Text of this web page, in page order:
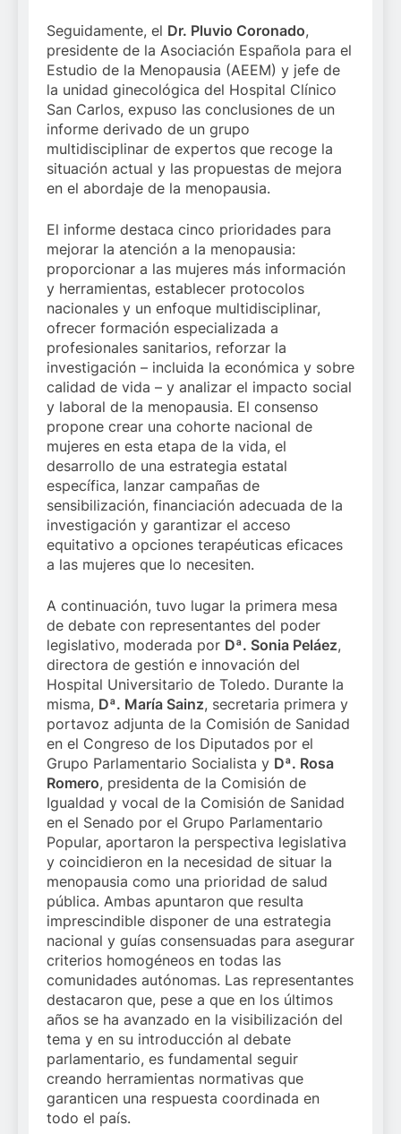
Seguidamente, el Dr. Pluvio Coronado,
presidente de la Asociación Española para el
Estudio de la Menopausia (AEEM) y jefe de
la unidad ginecológica del Hospital Clínico
San Carlos, expuso las conclusiones de un
informe derivado de un grupo
multidisciplinar de expertos que recoge la
situación actual y las propuestas de mejora
en el abordaje de la menopausia.
El informe destaca cinco prioridades para
mejorar la atención a la menopausia:
proporcionar a las mujeres más información
y herramientas, establecer protocolos
nacionales y un enfoque multidisciplinar,
ofrecer formación especializada a
profesionales sanitarios, reforzar la
investigación – incluida la económica y sobre
calidad de vida – y analizar el impacto social
y laboral de la menopausia. El consenso
propone crear una cohorte nacional de
mujeres en esta etapa de la vida, el
desarrollo de una estrategia estatal
específica, lanzar campañas de
sensibilización, financiación adecuada de la
investigación y garantizar el acceso
equitativo a opciones terapéuticas eficaces
a las mujeres que lo necesiten.
A continuación, tuvo lugar la primera mesa
de debate con representantes del poder
legislativo, moderada por Dª. Sonia Peláez,
directora de gestión e innovación del
Hospital Universitario de Toledo. Durante la
misma, Dª. María Sainz, secretaria primera y
portavoz adjunta de la Comisión de Sanidad
en el Congreso de los Diputados por el
Grupo Parlamentario Socialista y Dª. Rosa
Romero, presidenta de la Comisión de
Igualdad y vocal de la Comisión de Sanidad
en el Senado por el Grupo Parlamentario
Popular, aportaron la perspectiva legislativa
y coincidieron en la necesidad de situar la
menopausia como una prioridad de salud
pública. Ambas apuntaron que resulta
imprescindible disponer de una estrategia
nacional y guías consensuadas para asegurar
criterios homogéneos en todas las
comunidades autónomas. Las representantes
destacaron que, pese a que en los últimos
años se ha avanzado en la visibilización del
tema y en su introducción al debate
parlamentario, es fundamental seguir
creando herramientas normativas que
garanticen una respuesta coordinada en
todo el país.